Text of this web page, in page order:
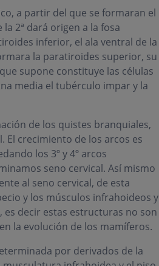
a partir del que se formaran el
2ª dará origen a la fosa
inferior, el ala ventral de la
la paratiroides superior, su
supone constituye las células
media el tubérculo impar y la
de los quistes branquiales,
crecimiento de los arcos es
los 3º y 4º arcos
seno cervical. Así mismo
al seno cervical, de esta
y los músculos infrahoideos y
es decir estas estructuras no son
la evolución de los mamíferos.
por derivados de la